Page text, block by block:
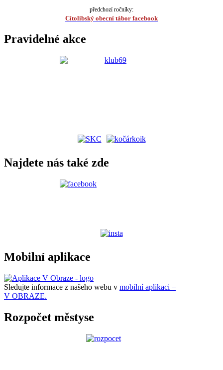
předchozí ročníky:
Cítolibský obecní tábor facebook
Pravidelné akce
Najdete nás také zde
Mobilní aplikace
Sledujte informace z našeho webu v mobilní aplikaci –
V OBRAZE.
Rozpočet městyse